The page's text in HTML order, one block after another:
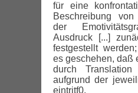
für eine
Beschreibung
der
Ausdruck [...]
festgestellt
es geschehen, daß
durch
aufgrund der
eintritf0.